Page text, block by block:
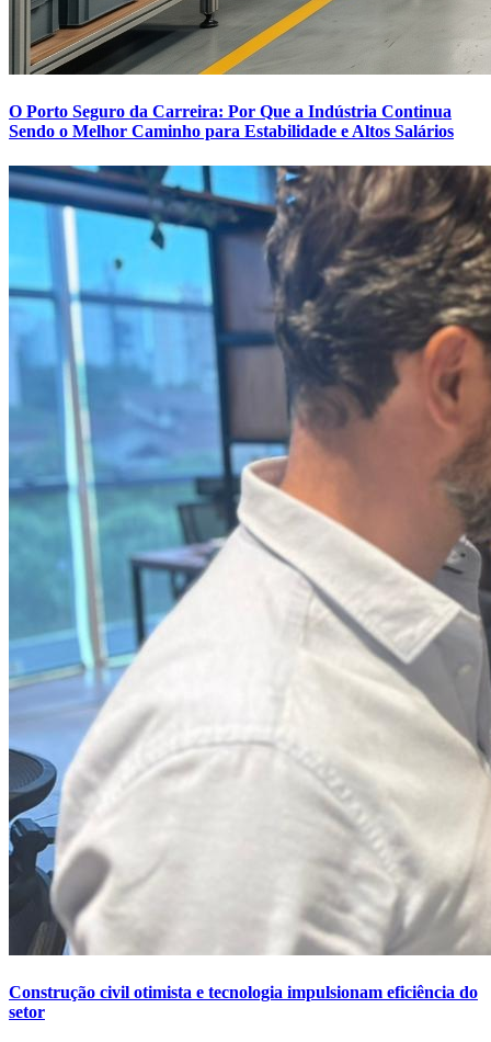
O Porto Seguro da Carreira: Por Que a Indústria Continua
Sendo o Melhor Caminho para Estabilidade e Altos Salários
Construção civil otimista e tecnologia impulsionam eficiência do
setor